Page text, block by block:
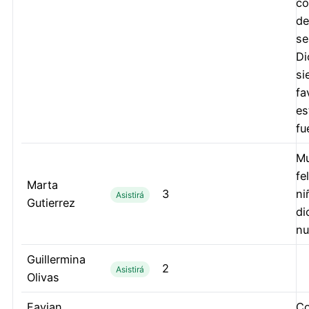
Marta
Gutierrez
Asistirá 3
Guillermina
Olivas
Asistirá 2